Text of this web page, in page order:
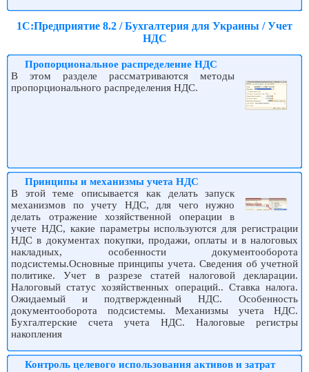
1С:Предприятие 8.2 / Бухгалтерия для Украины / Учет
НДС
Пропорциональное распределение НДС
В этом разделе рассматриваются методы
пропорционального распределения НДС.
Принципы и механизмы учета НДС
В этой теме описывается как делать запуск
механизмов по учету НДС, для чего нужно
делать отражение хозяйственной операции в
учете НДС, какие параметры используются для регистрации
НДС в документах покупки, продажи, оплаты и в налоговых
накладных, особенности документооборота
подсистемы.Основные принципы учета. Сведения об учетной
политике. Учет в разрезе статей налоговой декларации.
Налоговый статус хозяйственных операций.. Ставка налога.
Ожидаемый и подтвержденный НДС. Особенность
документооборота подсистемы. Механизмы учета НДС.
Бухгалтерские счета учета НДС. Налоговые регистры
накопления
Контроль целевого использования активов и затрат